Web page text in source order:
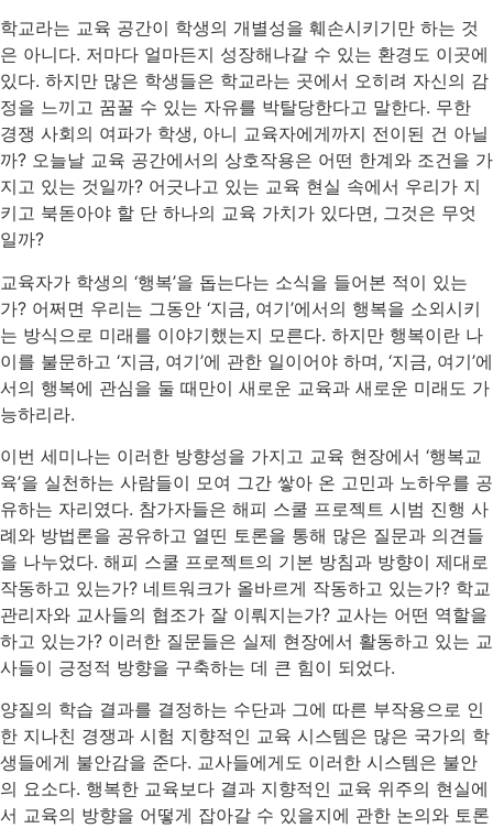
학교라는 교육 공간이 학생의 개별성을 훼손시키기만 하는 것
은 아니다. 저마다 얼마든지 성장해나갈 수 있는 환경도 이곳에
있다. 하지만 많은 학생들은 학교라는 곳에서 오히려 자신의 감
정을 느끼고 꿈꿀 수 있는 자유를 박탈당한다고 말한다. 무한
경쟁 사회의 여파가 학생, 아니 교육자에게까지 전이된 건 아닐
까? 오늘날 교육 공간에서의 상호작용은 어떤 한계와 조건을 가
지고 있는 것일까? 어긋나고 있는 교육 현실 속에서 우리가 지
키고 북돋아야 할 단 하나의 교육 가치가 있다면, 그것은 무엇
일까?
교육자가 학생의 ‘행복’을 돕는다는 소식을 들어본 적이 있는
가? 어쩌면 우리는 그동안 ‘지금, 여기’에서의 행복을 소외시키
는 방식으로 미래를 이야기했는지 모른다. 하지만 행복이란 나
이를 불문하고 ‘지금, 여기’에 관한 일이어야 하며, ‘지금, 여기’에
서의 행복에 관심을 둘 때만이 새로운 교육과 새로운 미래도 가
능하리라.
이번 세미나는 이러한 방향성을 가지고 교육 현장에서 ‘행복교
육’을 실천하는 사람들이 모여 그간 쌓아 온 고민과 노하우를 공
유하는 자리였다. 참가자들은 해피 스쿨 프로젝트 시범 진행 사
례와 방법론을 공유하고 열띤 토론을 통해 많은 질문과 의견들
을 나누었다. 해피 스쿨 프로젝트의 기본 방침과 방향이 제대로
작동하고 있는가? 네트워크가 올바르게 작동하고 있는가? 학교
관리자와 교사들의 협조가 잘 이뤄지는가? 교사는 어떤 역할을
하고 있는가? 이러한 질문들은 실제 현장에서 활동하고 있는 교
사들이 긍정적 방향을 구축하는 데 큰 힘이 되었다.
양질의 학습 결과를 결정하는 수단과 그에 따른 부작용으로 인
한 지나친 경쟁과 시험 지향적인 교육 시스템은 많은 국가의 학
생들에게 불안감을 준다. 교사들에게도 이러한 시스템은 불안
의 요소다. 행복한 교육보다 결과 지향적인 교육 위주의 현실에
서 교육의 방향을 어떻게 잡아갈 수 있을지에 관한 논의와 토론